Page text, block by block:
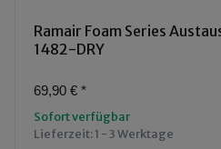
Ramair Foam Series
1482-DRY
69,90 € *
Sofort verfügbar
Lieferzeit:1 - 3 Werktage